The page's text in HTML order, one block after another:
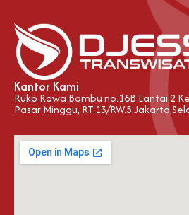
Kantor Kami
Ruko Rawa Bambu no.16B Lantai 2
Pasar Minggu, RT.13/RW.5 Jakarta